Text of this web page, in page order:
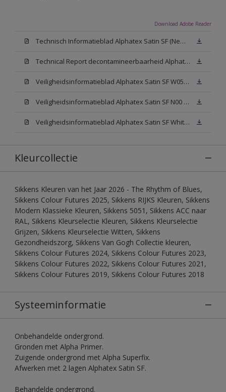
Download Adobe Reader
Technisch Informatieblad Alphatex Satin SF (New Livery) (PDF)
Technical Report decontamineerbaarheid Alphatex Satin SF
Veiligheidsinformatieblad Alphatex Satin SF W05 (MSDS)
Veiligheidsinformatieblad Alphatex Satin SF N00 (MSDS)
Veiligheidsinformatieblad Alphatex Satin SF White (MSDS)
Kleurcollectie
Sikkens Kleuren van het Jaar 2026 - The Rhythm of Blues,
Sikkens Colour Futures 2025, Sikkens RIJKS Kleuren, Sikkens
Modern Klassieke Kleuren, Sikkens 5051, Sikkens ACC naar
RAL, Sikkens Kleurselectie Kleuren, Sikkens Kleurselectie
Grijzen, Sikkens Kleurselectie Witten, Sikkens
Gezondheidszorg, Sikkens Van Gogh Collectie kleuren,
Sikkens Colour Futures 2024, Sikkens Colour Futures 2023,
Sikkens Colour Futures 2022, Sikkens Colour Futures 2021,
Sikkens Colour Futures 2019, Sikkens Colour Futures 2018
Systeeminformatie
Onbehandelde ondergrond.
Gronden met Alpha Primer.
Zuigende ondergrond met Alpha Superfix.
Afwerken met 2 lagen Alphatex Satin SF.
Behandelde ondergrond.